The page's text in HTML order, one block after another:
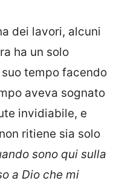
dei lavori, alcuni
ha un solo
tempo facendo
aveva sognato
invidiabile, e
ritiene sia solo
sono qui sulla
a Dio che mi